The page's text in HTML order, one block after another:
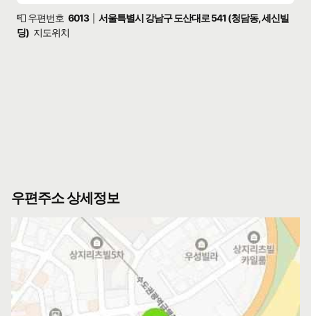
📮 우편번호 6013
서울특별시 강남구 도산대로 541 (청담동, 세신빌
딩) 지도위치
우편주소 상세정보